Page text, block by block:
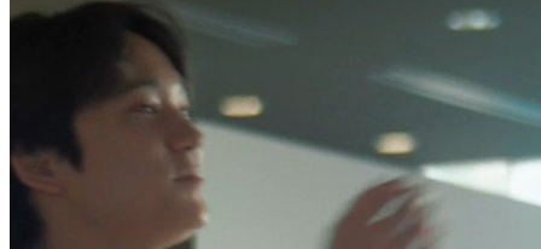
ッ
式